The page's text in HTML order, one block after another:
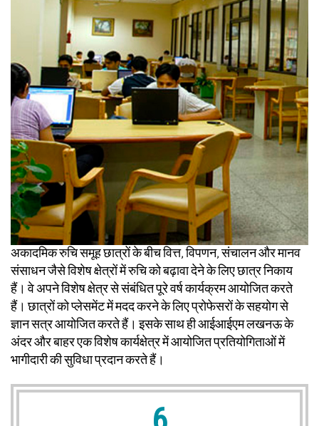
अकादमिक रुचि समूह छात्रों के बीच वित्त, विपणन, संचालन और मानव
संसाधन जैसे विशेष क्षेत्रों में रुचि को बढ़ावा देने के लिए छात्र निकाय
हैं। वे अपने विशेष क्षेत्र से संबंधित पूरे वर्ष कार्यक्रम आयोजित करते
हैं। छात्रों को प्लेसमेंट में मदद करने के लिए प्रोफेसरों के सहयोग से
ज्ञान सत्र आयोजित करते हैं। इसके साथ ही आईआईएम लखनऊ के
अंदर और बाहर एक विशेष कार्यक्षेत्र में आयोजित प्रतियोगिताओं में
भागीदारी की सुविधा प्रदान करते हैं।